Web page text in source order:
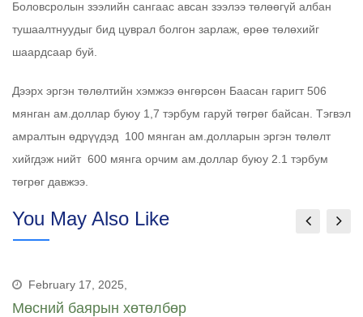
Боловсролын зээлийн сангаас авсан зээлээ төлөөгүй албан
тушаалтнуудыг бид цуврал болгон зарлаж, өрөө төлөхийг
шаардсаар буй.
Дээрх эргэн төлөлтийн хэмжээ өнгөрсөн Баасан гаригт 506
мянган ам.доллар буюу 1,7 тэрбум гаруй төгрөг байсан. Тэгвэл
амралтын өдрүүдэд 100 мянган ам.долларын эргэн төлөлт
хийгдэж нийт 600 мянга орчим ам.доллар буюу 2.1 тэрбум
төгрөг давжээ.
You May Also Like
February 17, 2025,
Мөсний баярын хөтөлбөр